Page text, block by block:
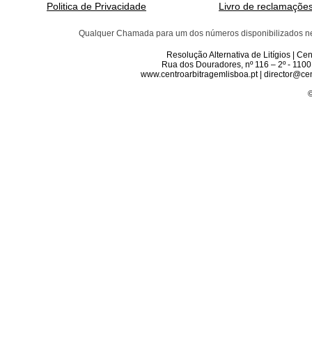
Politica de Privacidade Livro de
Qualquer Chamada para um dos números disponibilizados
Resolução Alternativa de Litígios |
Rua dos Douradores, nº 116 – 2º -
www.centroarbitragemlisboa.pt |